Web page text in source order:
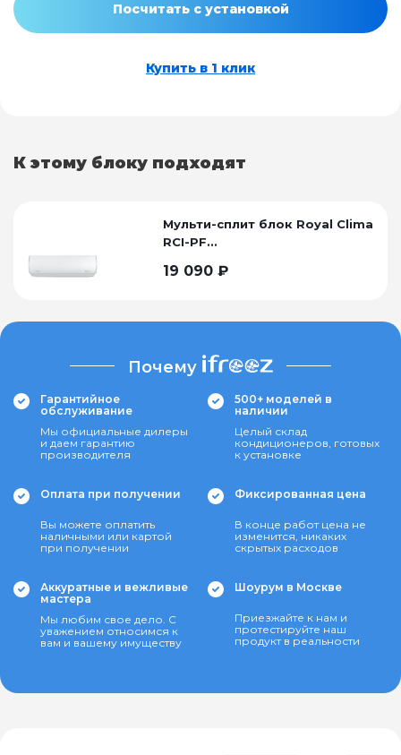
Посчитать с установкой
Купить в 1 клик
К этому блоку подходят
Мульти-сплит блок Royal Clima
RCI-PF...
19 090 ₽
Почему
Гарантийное
обслуживание
Мы официальные дилеры
и даем гарантию
производителя
500+ моделей в
наличии
Целый склад
кондиционеров, готовых
к установке
Оплата при получении
Вы можете оплатить
наличными или картой
при получении
Фиксированная цена
В конце работ цена не
изменится, никаких
скрытых расходов
Аккуратные и вежливые
мастера
Мы любим свое дело. С
уважением относимся к
вам и вашему имуществу
Шоурум в Москве
Приезжайте к нам и
протестируйте наш
продукт в реальности